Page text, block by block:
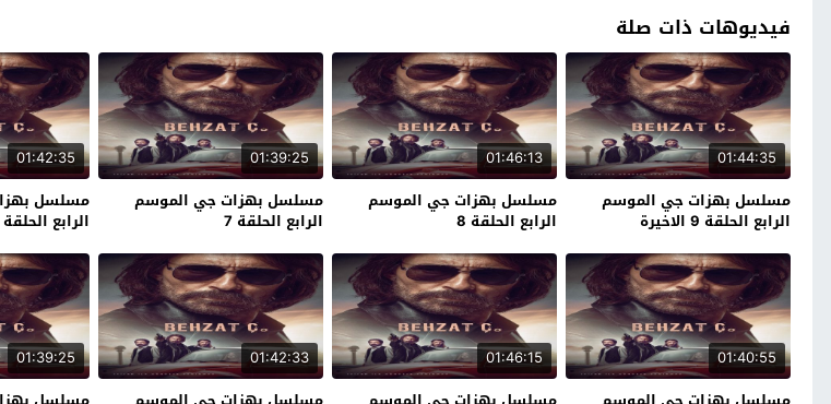
فيديوهات ذات صلة
01:44:35
مسلسل بهزات جي الموسم
الرابع الحلقة 9 الاخيرة
01:46:13
مسلسل بهزات جي الموسم
الرابع الحلقة 8
01:39:25
مسلسل بهزات جي الموسم
الرابع الحلقة 7
01:42:35
مسلسل
الرابع الحلقة 6
01:40:55
01:46:15
01:42:33
01:39:25